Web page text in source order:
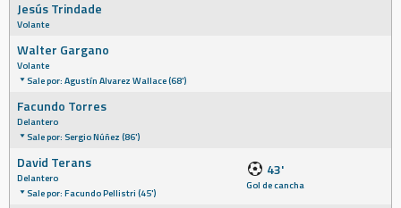
Jesús Trindade
Volante
Walter Gargano
Volante
Sale por: Agustín Alvarez Wallace (68')
Facundo Torres
Delantero
Sale por: Sergio Núñez (86')
David Terans
Delantero
Sale por: Facundo Pellistri (45')
43'
Gol de cancha